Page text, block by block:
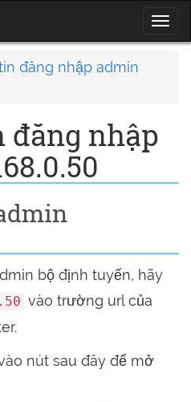
đăng nhập admin
đăng nhập
bộ định tuyến, hãy
vào trường url của
nút sau đây để mở